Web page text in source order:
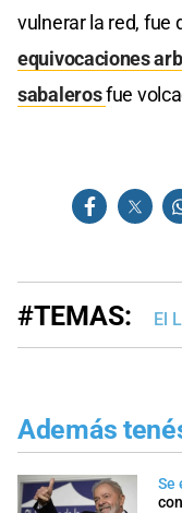
vulnerar la red, fue
equivocaciones
sabalerosfue
#TEMAS: El
Además
Se